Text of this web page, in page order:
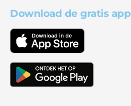
Download de gratis app